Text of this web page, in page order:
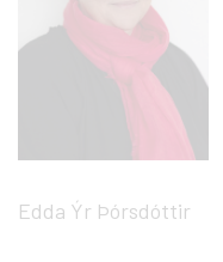
Edda Ýr Þórsdóttir